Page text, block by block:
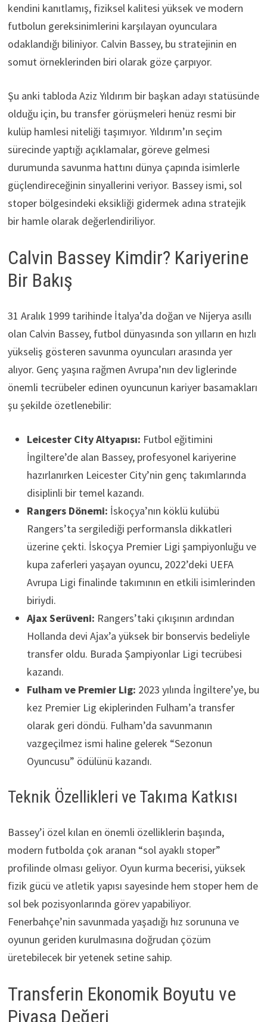
kendini kanıtlamış, fiziksel kalitesi yüksek ve modern
futbolun gereksinimlerini karşılayan oyunculara
odaklandığı biliniyor. Calvin Bassey, bu stratejinin en
somut örneklerinden biri olarak göze çarpıyor.
Şu anki tabloda Aziz Yıldırım bir başkan adayı statüsünde
olduğu için, bu transfer görüşmeleri henüz resmi bir
kulüp hamlesi niteliği taşımıyor. Yıldırım’ın seçim
sürecinde yaptığı açıklamalar, göreve gelmesi
durumunda savunma hattını dünya çapında isimlerle
güçlendireceğinin sinyallerini veriyor. Bassey ismi, sol
stoper bölgesindeki eksikliği gidermek adına stratejik
bir hamle olarak değerlendiriliyor.
Calvin Bassey Kimdir? Kariyerine
Bir Bakış
31 Aralık 1999 tarihinde İtalya’da doğan ve Nijerya asıllı
olan Calvin Bassey, futbol dünyasında son yılların en hızlı
yükseliş gösteren savunma oyuncuları arasında yer
alıyor. Genç yaşına rağmen Avrupa’nın dev liglerinde
önemli tecrübeler edinen oyuncunun kariyer basamakları
şu şekilde özetlenebilir:
Leicester City Altyapısı: Futbol eğitimini
İngiltere’de alan Bassey, profesyonel kariyerine
hazırlanırken Leicester City’nin genç takımlarında
disiplinli bir temel kazandı.
Rangers Dönemi: İskoçya’nın köklü kulübü
Rangers’ta sergilediği performansla dikkatleri
üzerine çekti. İskoçya Premier Ligi şampiyonluğu ve
kupa zaferleri yaşayan oyuncu, 2022’deki UEFA
Avrupa Ligi finalinde takımının en etkili isimlerinden
biriydi.
Ajax Serüveni: Rangers’taki çıkışının ardından
Hollanda devi Ajax’a yüksek bir bonservis bedeliyle
transfer oldu. Burada Şampiyonlar Ligi tecrübesi
kazandı.
Fulham ve Premier Lig: 2023 yılında İngiltere’ye, bu
kez Premier Lig ekiplerinden Fulham’a transfer
olarak geri döndü. Fulham’da savunmanın
vazgeçilmez ismi haline gelerek “Sezonun
Oyuncusu” ödülünü kazandı.
Teknik Özellikleri ve Takıma Katkısı
Bassey’i özel kılan en önemli özelliklerin başında,
modern futbolda çok aranan “sol ayaklı stoper”
profilinde olması geliyor. Oyun kurma becerisi, yüksek
fizik gücü ve atletik yapısı sayesinde hem stoper hem de
sol bek pozisyonlarında görev yapabiliyor.
Fenerbahçe’nin savunmada yaşadığı hız sorununa ve
oyunun geriden kurulmasına doğrudan çözüm
üretebilecek bir yetenek setine sahip.
Transferin Ekonomik Boyutu ve
Piyasa Değeri